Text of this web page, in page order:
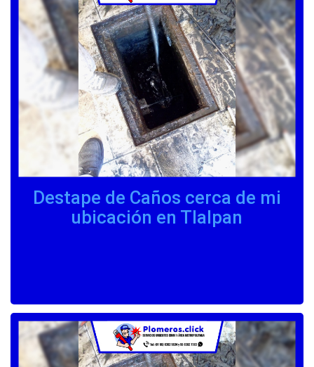
Destape de Caños cerca de mi
ubicación en Tlalpan